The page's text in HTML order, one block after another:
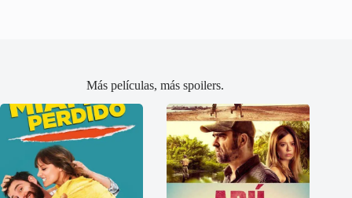
Más películas, más spoilers.